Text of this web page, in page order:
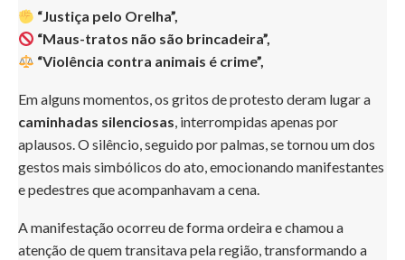
“Justiça pelo Orelha”,
“Maus-tratos não são brincadeira”,
“Violência contra animais é crime”,
Em alguns momentos, os gritos de protesto deram lugar a
caminhadas silenciosas, interrompidas apenas por
aplausos. O silêncio, seguido por palmas, se tornou um dos
gestos mais simbólicos do ato, emocionando manifestantes
e pedestres que acompanhavam a cena.
A manifestação ocorreu de forma ordeira e chamou a
atenção de quem transitava pela região, transformando a